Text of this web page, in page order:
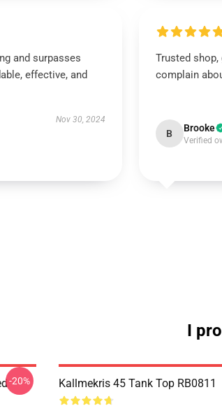
and surpasses
effective, and
Nov 30, 2024
Trusted
complain
B Brooke
Verified
I
-20% Kallmekris 45 Tank Top RB0811